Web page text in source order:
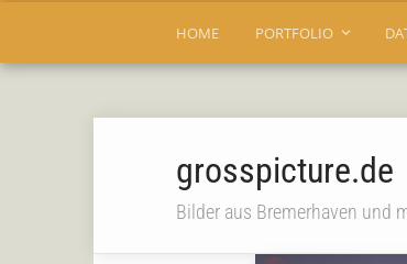
HOME PORTFOLIO
grosspicture.de
Bilder aus Bremerhaven und